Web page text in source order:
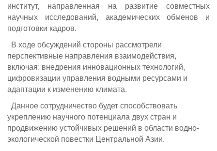
институт, направленная на развитие совместных
научных исследований, академических обменов и
подготовки кадров.
В ходе обсуждений стороны рассмотрели
перспективные направления взаимодействия,
включая: внедрения инновационных технологий,
цифровизации управления водными ресурсами и
адаптации к изменению климата.
Данное сотрудничество будет способствовать
укреплению научного потенциала двух стран и
продвижению устойчивых решений в области водно-
экологической повестки Центральной Азии.